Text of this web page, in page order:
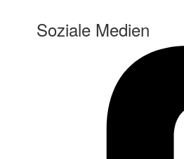
Soziale Medien